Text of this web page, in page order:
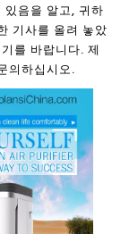
있음을 알고, 귀하
기사를 올려 놓았
를 바랍니다. 제
의하십시오.